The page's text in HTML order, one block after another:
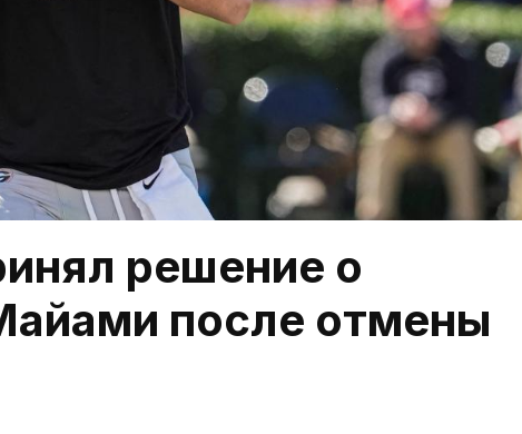
решение о
после отмены